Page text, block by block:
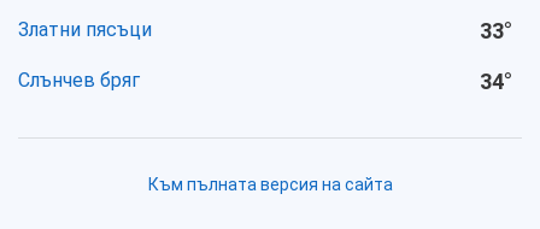
Златни пясъци 33°
Слънчев бряг 34°
Към пълната версия на сайта